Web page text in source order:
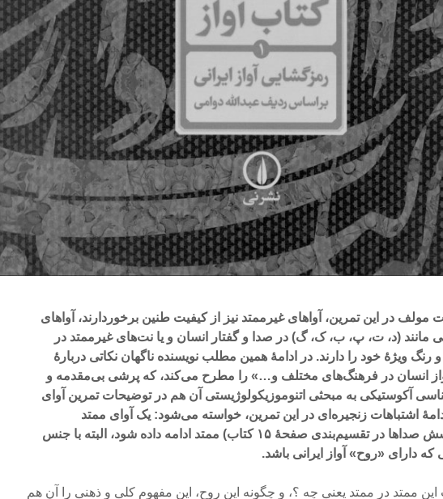
در این تمرین، آواهای غیرممتد نیز از کیفیت طنین برخوردارند، آواهای
مانند (د، ت، پ، ب، ک، گ) در صدا و گفتار انسان و یا نت‌های غیرممتد در
ویژۀ خود را دارند. در ادامۀ همین مطلب نویسنده ناگهان نکاتی دربارۀ
انسان در فرهنگ‌های مختلف و…» را مطرح می‌کند، که پرشی بی‌مقدمه و
آکوستیکی به مبحثی اتنوموزیکولوژیستی آن هم در توضیحات تمرین آوای
اشتباهات زنجیره‌ای در این تمرین، ‌خواسته می‌شود: یک آوای ممتد
(طولانی‌ترین کشش صداها در تقسیم‌بندی صفحۀ ۱۵ کتاب) ممتد ادامه داده شود، البته با جنس
که دارای «روح» آواز ایرانی باشد.
این ممتد در ممتد یعنی چه ؟، و چگونه این روح، این مفهوم کلی و ذهنی را آن هم